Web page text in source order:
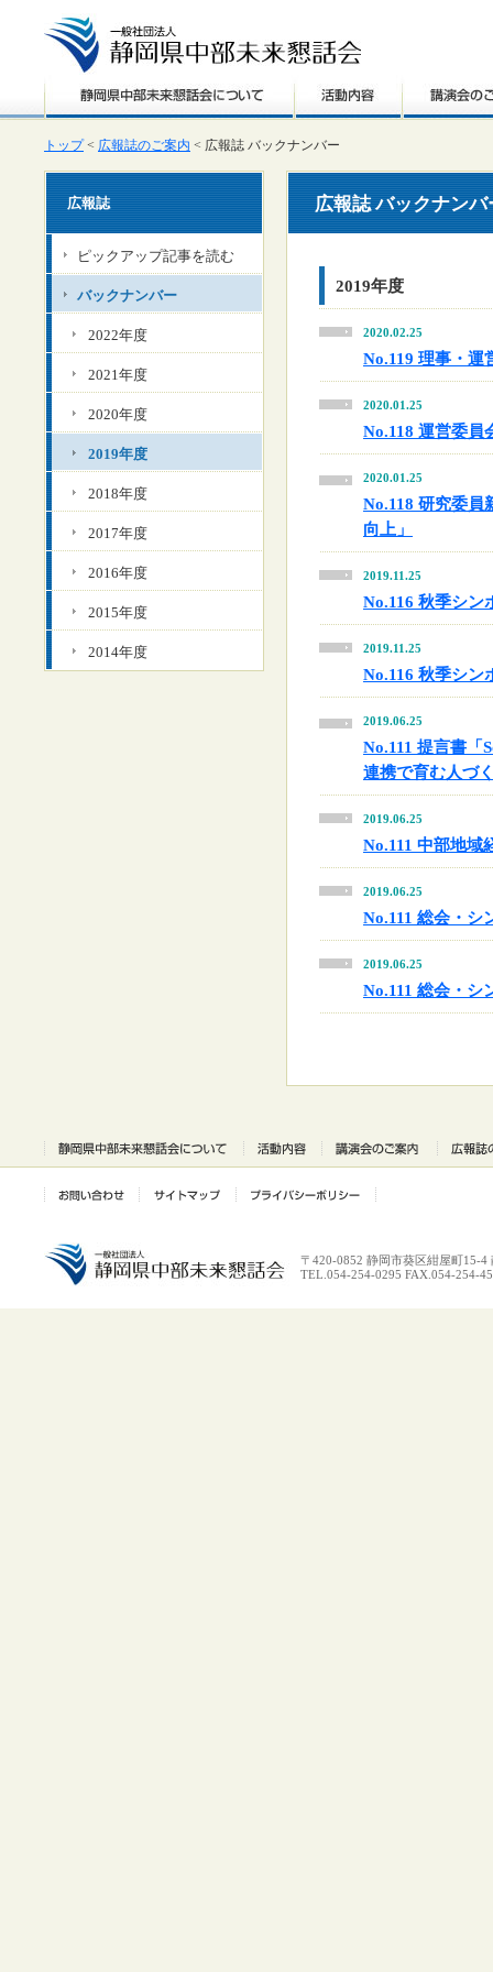
トップ< 広報誌のご案内 < 広報誌 バックナンバー
広報誌 バックナンバ
2019年度
2020.02.25
No.119 理事・運
2020.01.25
No.118 運営委員
2020.01.25
No.118 研究委員
向上」
2019.11.25
No.116 秋季シ
2019.11.25
No.116 秋季シ
2019.06.25
No.111 提言書「
連携で育む人づ
2019.06.25
No.111 中部地域
2019.06.25
No.111 総会・
2019.06.25
No.111 総会・
広報誌
ピックアップ記事を読む
バックナンバー
2022年度
2021年度
2020年度
2019年度
2018年度
2017年度
2016年度
2015年度
2014年度
〒420-0852 静岡市葵区紺屋町15-4
TEL.054-254-0295 FAX.054-254-